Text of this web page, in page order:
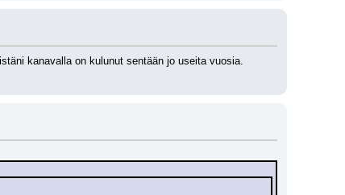
kanavalla on kulunut sentään jo useita vuosia.